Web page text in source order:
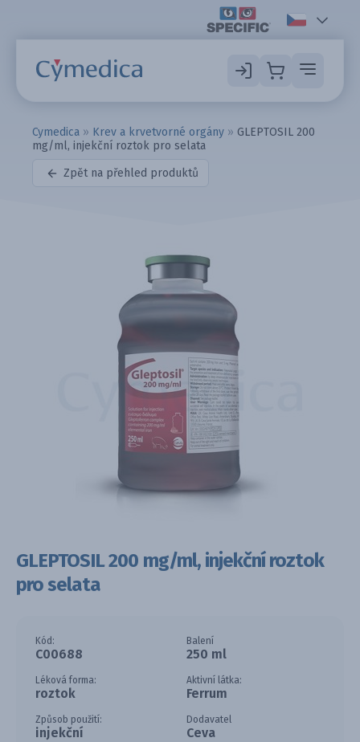
Cymedica » Krev a krvetvorné orgány » GLEPTOSIL 200
mg/ml, injekční roztok pro selata
Zpět na přehled produktů
GLEPTOSIL 200 mg/ml, injekční roztok
pro selata
Kód:
C00688
Balení
250 ml
Léková forma:
roztok
Aktivní látka:
Ferrum
Způsob použití:
injekční
Dodavatel
Ceva